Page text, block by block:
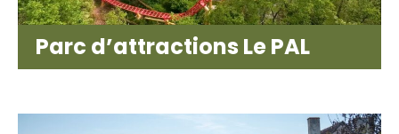
Parc d’attractions Le PAL